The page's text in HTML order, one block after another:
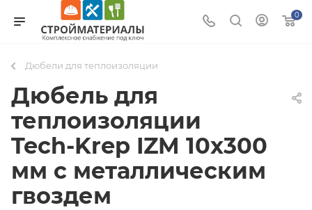
0
Дюбели для теплоизоляции
Дюбель для
теплоизоляции
Tech-Krep IZM 10х300
мм с металлическим
гвоздем